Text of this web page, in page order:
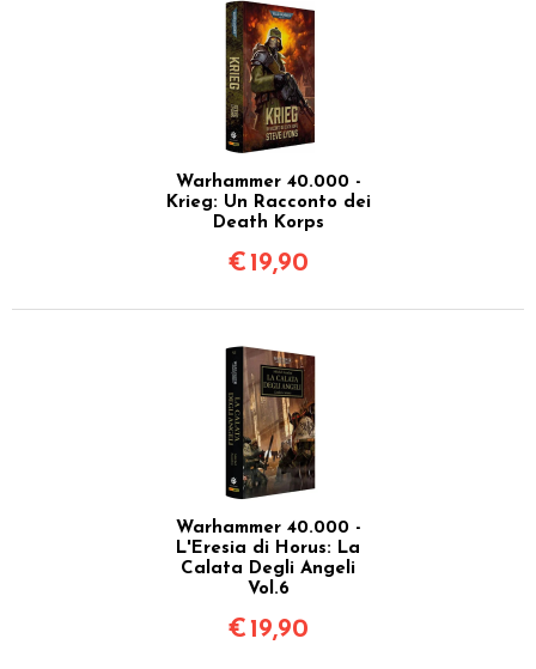
Warhammer 40.000 -
Krieg: Un Racconto dei
Death Korps
€ 19,90
Warhammer 40.000 -
L'Eresia di Horus: La
Calata Degli Angeli
Vol.6
€ 19,90